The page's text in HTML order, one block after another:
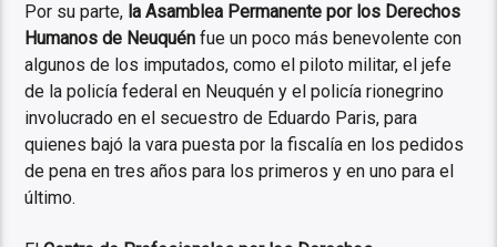
Por su parte, la Asamblea Permanente por los Derechos
Humanos de Neuquén fue un poco más benevolente con
algunos de los imputados, como el piloto militar, el jefe
de la policía federal en Neuquén y el policía rionegrino
involucrado en el secuestro de Eduardo Paris, para
quienes bajó la vara puesta por la fiscalía en los pedidos
de pena en tres años para los primeros y en uno para el
último.